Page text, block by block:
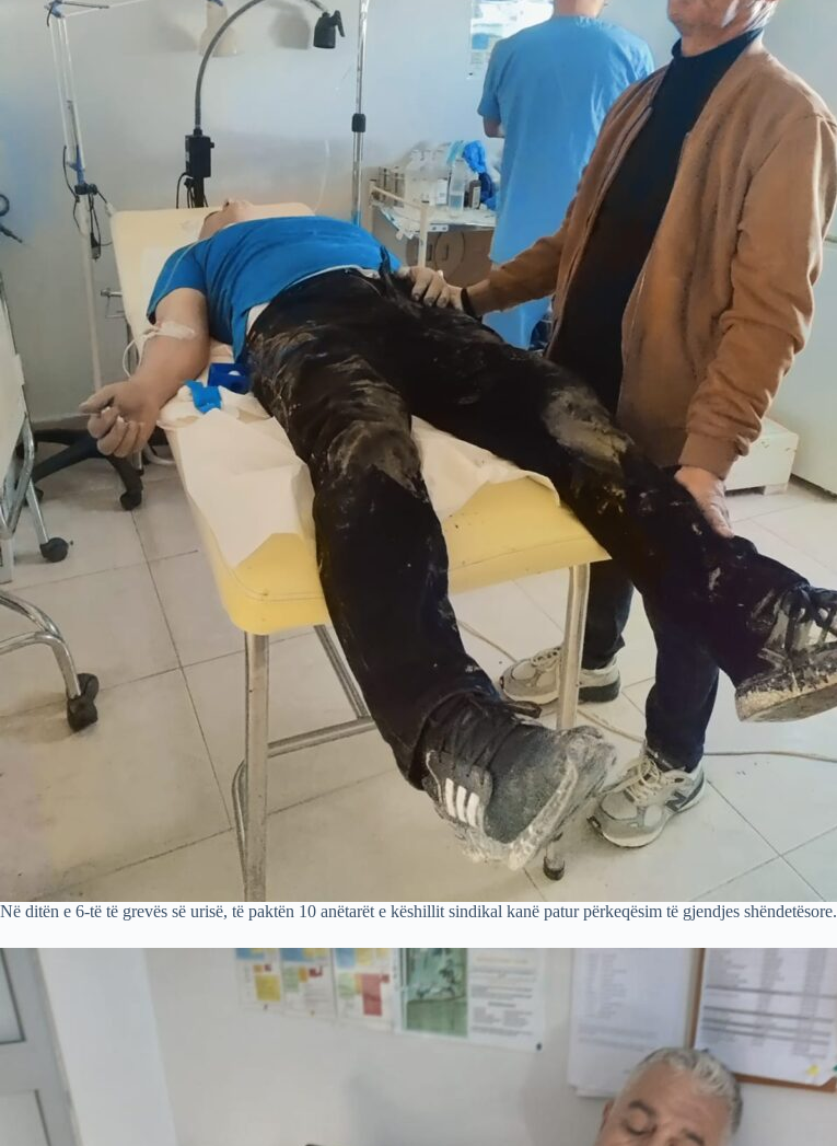
Në ditën e 6-të të grevës së urisë, të paktën 10 anëtarët e këshillit sindikal kanë patur përkeqësim të gjendjes shëndetësore.